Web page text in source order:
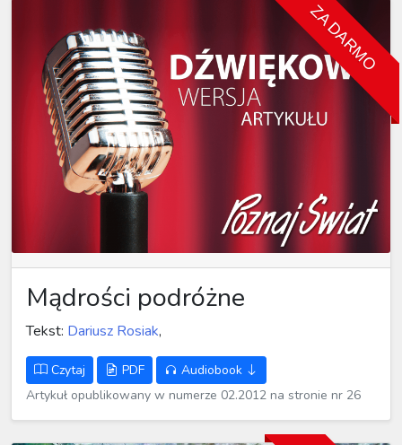
ZA DARMO
Mądrości podróżne
Tekst: Dariusz Rosiak,
Czytaj PDF
Audiobook
Artykuł opublikowany w numerze 02.2012 na stronie nr 26